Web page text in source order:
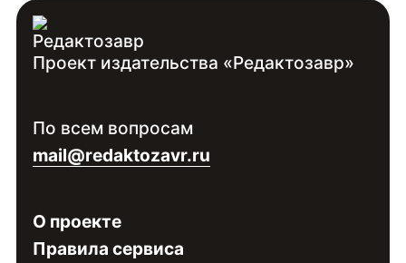
Проект издательства «Редактозавр»
По всем вопросам
mail@redaktozavr.ru
О проекте
Правила сервиса